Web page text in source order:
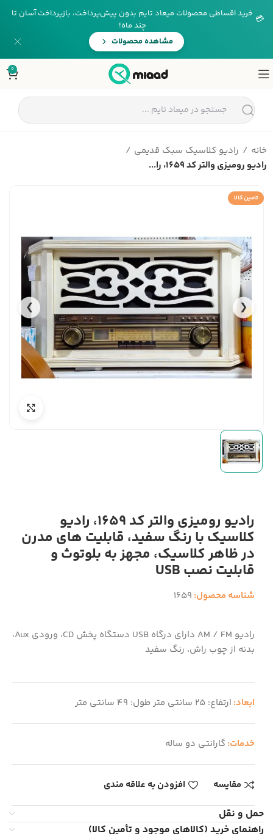
💳 خرید اقساطی محصولات میعاد تایم بدون پیش‌پرداخت، بازپرداخت آسان تا
چند ماه!
مشاهده محصولات
0
خانه
رادیو کلاسیک سبک قدیمی
رادیو رومیزی والتر کد 1659، را...
تامین کالا
❮
❯
رادیو رومیزی والتر کد 1659، رادیو
کلاسیک با رنگ سفید، قابلیت های مدرن
در ظاهر کلاسیک، مجهز به بلوتوث و
قابلیت نصب USB
شناسه محصول: 1659
رادیو AM / FM دارای درگاه USB دستگاه پخش CD، ورودی Aux،
بدنه از چوب راش، رنگ سفید
ابعاد: ارتفاع: 25 سانتی متر طول: 49 سانتی متر
خدمات: گارانتی دو ساله
مقایسه افزودن به علاقه مندی
حمل و نقل
راهنمای خرید (کالاهای موجود و تأمین کالا)